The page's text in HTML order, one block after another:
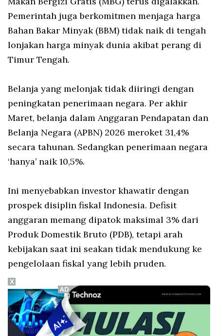
Pemerintah juga berkomitmen menjaga harga
Bahan Bakar Minyak (BBM) tidak naik di tengah
lonjakan harga minyak dunia akibat perang di
Timur Tengah.
Belanja yang melonjak tidak diiringi dengan
peningkatan penerimaan negara. Per akhir
Maret, belanja dalam Anggaran Pendapatan dan
Belanja Negara (APBN) 2026 meroket 31,4%
secara tahunan. Sedangkan penerimaan negara
‘hanya’ naik 10,5%.
Ini menyebabkan investor khawatir dengan
prospek disiplin fiskal Indonesia. Defisit
anggaran memang dipatok maksimal 3% dari
Produk Domestik Bruto (PDB), tetapi arah
kebijakan saat ini seakan tidak mendukung ke
pengelolaan fiskal yang lebih pruden.
X